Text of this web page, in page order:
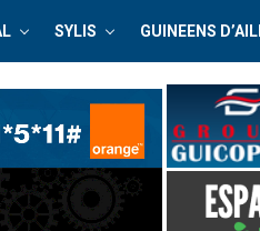
SYLIS GUINEENS